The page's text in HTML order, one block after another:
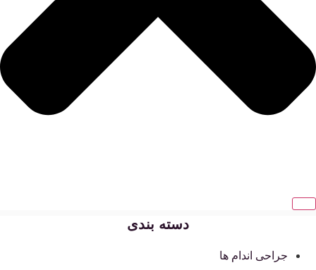
دسته بندی
جراحی اندام ها